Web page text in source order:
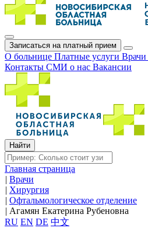
Записаться на платный прием
О больнице Платные услуги Врачи
Контакты СМИ о нас Вакансии
Главная страница
| Врачи
| Хирургия
| Офтальмологическое отделение
| Агамян Екатерина Рубеновна
RU EN DE 中文